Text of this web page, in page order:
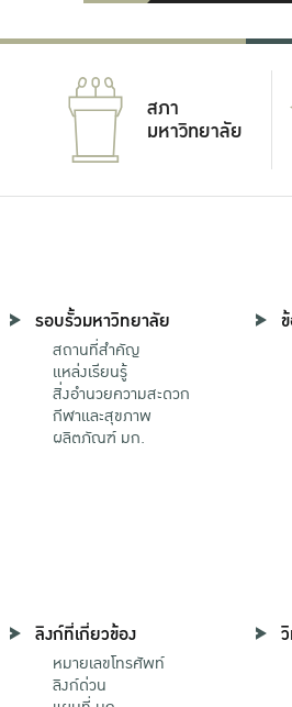
สภา
มหาวิทยาลัย
รอบรั้วมหาวิทยาลัย
สถานที่สำคัญ
แหล่งเรียนรู้
สิ่งอำนวยความสะดวก
กีฬาและสุขภาพ
ผลิตภัณฑ์ มก.
ลิงก์ที่เกี่ยวข้อง
หมายเลขโทรศัพท์
ลิงก์ด่วน